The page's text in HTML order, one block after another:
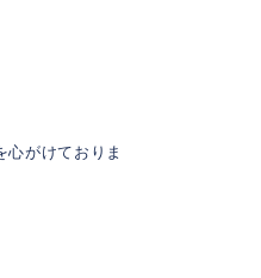
がけておりま